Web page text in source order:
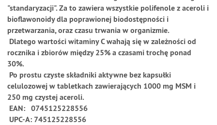
"standaryzacji". Za to zawiera wszystkie polifenole z aceroli i
bioflawonoidy dla poprawionej biodostępności i
przetwarzania, oraz czasu trwania w organizmie.
Dlatego wartości witaminy C wahają się w zależności od
rocznika i zbiorów między 25% a czasami trochę ponad
30%.
Po prostu czyste składniki aktywne bez kapsułki
celulozowej w tabletkach zawierających 1000 mg MSM i
250 mg czystej aceroli.
EAN: 0745125228556
UPC-A: 745125228556